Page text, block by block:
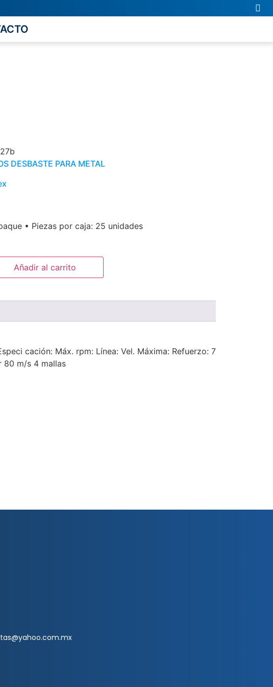
DESBASTE PARA METAL
• Piezas por caja: 25 unidades
Añadir al carrito
cación: Máx. rpm: Línea: Vel. Máxima: Refuerzo: 7
80 m/s 4 mallas